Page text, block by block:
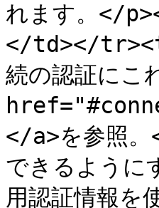
れます。</
</td></
続の認証にこ
</a>を参照
できるように
用認証情報を